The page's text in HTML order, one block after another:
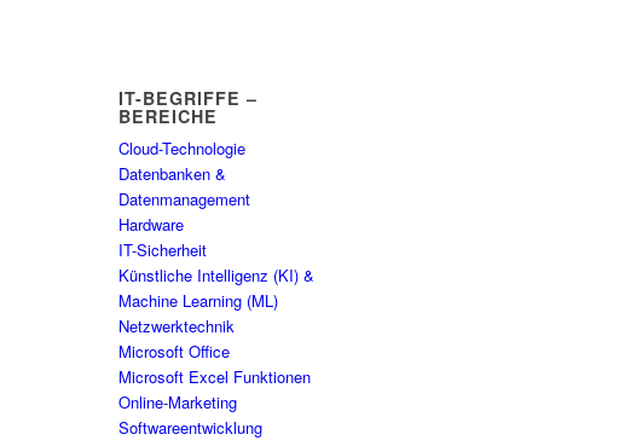
IT-BEGRIFFE –
BEREICHE
Cloud-Technologie
Datenbanken &
Datenmanagement
Hardware
IT-Sicherheit
Künstliche Intelligenz (KI) &
Machine Learning (ML)
Netzwerktechnik
Microsoft Office
Microsoft Excel Funktionen
Online-Marketing
Softwareentwicklung